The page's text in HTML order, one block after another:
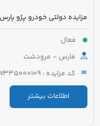
فعال
فارس - مرودشت
کد مزایده : 5221007335000109
اطلاعات بیشتر